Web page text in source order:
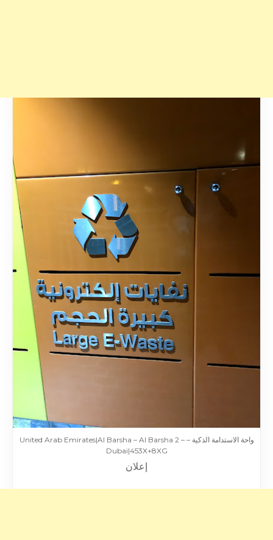
واحة الاستدامة الذكية – United Arab Emirates|Al Barsha – Al Barsha 2 –
Dubai|453X+8XG
إعلان